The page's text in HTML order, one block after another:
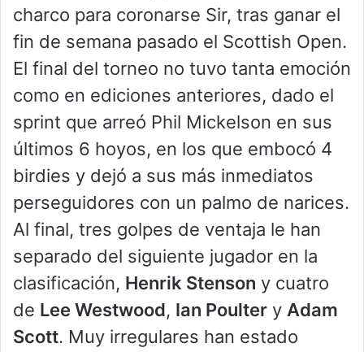
charco para coronarse Sir, tras ganar el
fin de semana pasado el Scottish Open.
El final del torneo no tuvo tanta emoción
como en ediciones anteriores, dado el
sprint que arreó Phil Mickelson en sus
últimos 6 hoyos, en los que embocó 4
birdies y dejó a sus más inmediatos
perseguidores con un palmo de narices.
Al final, tres golpes de ventaja le han
separado del siguiente jugador en la
clasificación, Henrik Stenson y cuatro
de Lee Westwood, Ian Poulter y Adam
Scott. Muy irregulares han estado